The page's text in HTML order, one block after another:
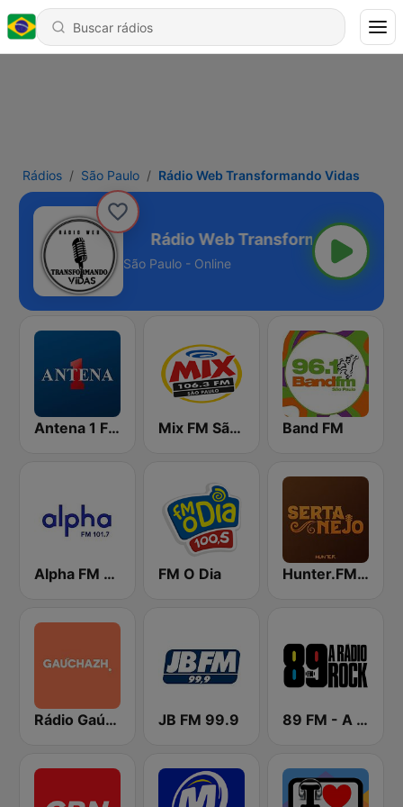
Rádios São Paulo Rádio Web Transformando Vidas
Vidas
São Paulo - Online
Antena 1 FM Mix FM São Paulo Band FM
Alpha FM 101.7 FM O Dia Hunter.FM - Sertanejo
Rádio Gaúcha ZH JB FM 99.9 89 FM - A Rádio Rock